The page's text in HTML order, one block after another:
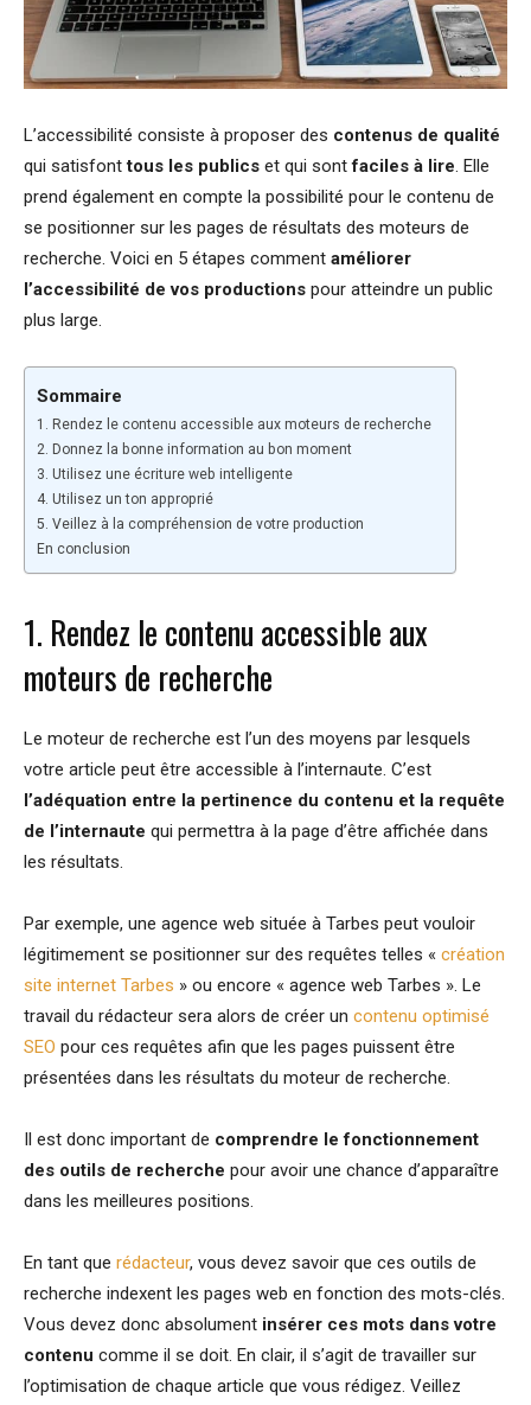
L’accessibilité consiste à proposer des contenus de qualité
qui satisfonttous les publics et qui sontfaciles à lire. Elle
prend également en compte la possibilité pour le contenu de
se positionner sur les pages de résultats des moteurs de
recherche. Voici en 5 étapes comment améliorer
l’accessibilité de vos productions pour atteindre un public
plus large.
Sommaire
1. Rendez le contenu accessible aux moteurs de recherche
2. Donnez la bonne information au bon moment
3. Utilisez une écriture web intelligente
4. Utilisez un ton approprié
5. Veillez à la compréhension de votre production
En conclusion
1. Rendez le contenu accessible aux
moteurs de recherche
Le moteur de recherche est l’un des moyens par lesquels
votre article peut être accessible à l’internaute. C’est
l’adéquation entre la pertinence du contenu et la requête
de l’internaute qui permettra à la page d’être affichée dans
les résultats.
Par exemple, une agence web située à Tarbes peut vouloir
légitimement se positionner sur des requêtes telles « création
site internet Tarbes » ou encore « agence web Tarbes ». Le
travail du rédacteur sera alors de créer un contenu optimisé
SEO pour ces requêtes afin que les pages puissent être
présentées dans les résultats du moteur de recherche.
Il est donc important de comprendre le fonctionnement
des outils de recherche pour avoir une chance d’apparaître
dans les meilleures positions.
En tant que rédacteur, vous devez savoir que ces outils de
recherche indexent les pages web en fonction des mots-clés.
Vous devez donc absolument insérer ces mots dans votre
contenu comme il se doit. En clair, il s’agit de travailler sur
l’optimisation de chaque article que vous rédigez. Veillez